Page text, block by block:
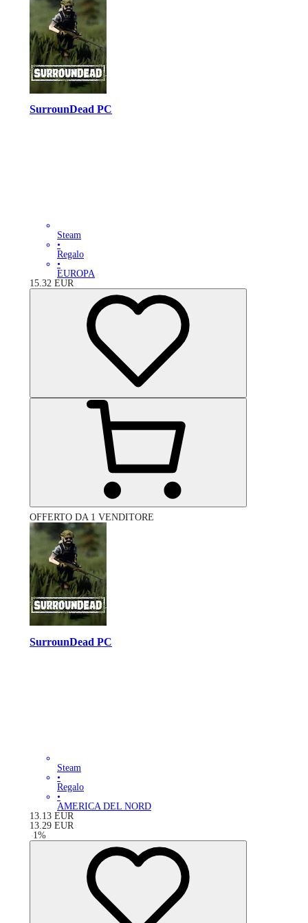
SurrounDead PC
Steam
•
Regalo
•
EUROPA
15.32 EUR
OFFERTO DA 1 VENDITORE
SurrounDead PC
Steam
•
Regalo
•
AMERICA DEL NORD
13.13 EUR
13.29 EUR
-1%